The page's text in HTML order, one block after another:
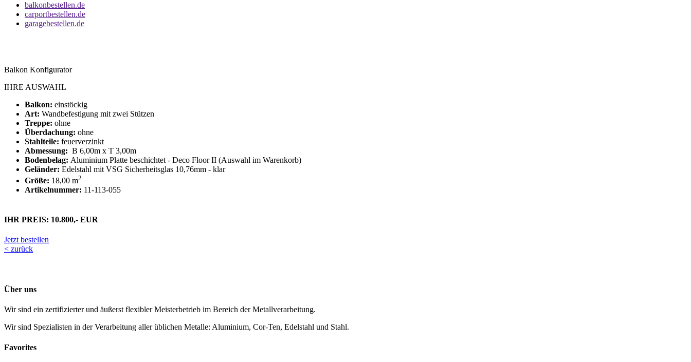
balkonbestellen.de
carportbestellen.de
garagebestellen.de
Balkon Konfigurator
IHRE AUSWAHL
Balkon: einstöckig
Art: Wandbefestigung mit zwei Stützen
Treppe: ohne
Überdachung: ohne
Stahlteile: feuerverzinkt
Abmessung: B 6,00m x T 3,00m
Bodenbelag: Aluminium Platte beschichtet - Deco Floor II (Auswahl im Warenkorb)
Geländer: Edelstahl mit VSG Sicherheitsglas 10,76mm - klar
Größe: 18,00 m2
Artikelnummer: 11-113-055
IHR PREIS: 10.800,- EUR
Jetzt bestellen
< zurück
Über uns
Wir sind ein zertifizierter und äußerst flexibler Meisterbetrieb im Bereich der Metallverarbeitung.
Wir sind Spezialisten in der Verarbeitung aller üblichen Metalle: Aluminium, Cor-Ten, Edelstahl und Stahl.
Favorites